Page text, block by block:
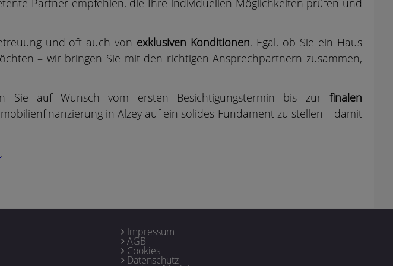
Partner empfehlen, die Ihre individuellen Möglichkeiten prüfen und
und oft auch von exklusiven Konditionen. Egal, ob Sie ein Haus
– wir bringen Sie mit den richtigen Ansprechpartnern zusammen,
Sie auf Wunsch vom ersten Besichtigungstermin bis zur finalen
in Alzey auf ein solides Fundament zu stellen – damit
.
Impressum
AGB
Cookies
Datenschutz